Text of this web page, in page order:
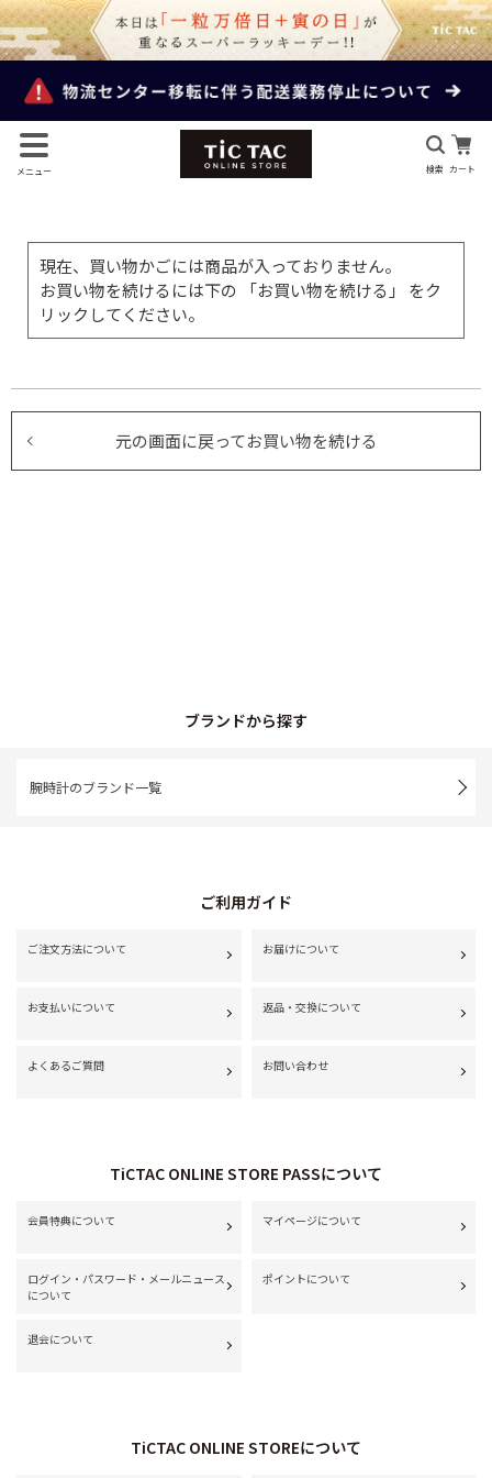
メニュー 検索 カート
現在、買い物かごには商品が入っておりません。
お買い物を続けるには下の 「お買い物を続ける」 をク
リックしてください。
元の画面に戻ってお買い物を続ける
ブランドから探す
腕時計のブランド一覧
ご利用ガイド
ご注文方法について お届けについて
お支払いについて 返品・交換について
よくあるご質問 お問い合わせ
TiCTAC ONLINE STORE PASSについて
会員特典について マイページについて
ログイン・パスワード・メールニュース
について
ポイントについて
退会について
TiCTAC ONLINE STOREについて